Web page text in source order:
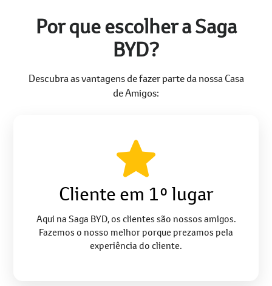
BYD?
Descubra as vantagens de fazer parte da nossa Casa
de Amigos:
Cliente em 1º lugar
Aqui na Saga BYD, os clientes são nossos amigos.
Fazemos o nosso melhor porque prezamos pela
experiência do cliente.